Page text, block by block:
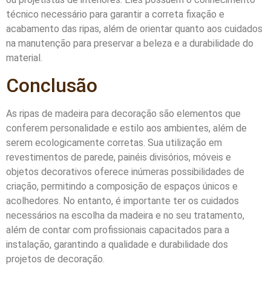
técnico necessário para garantir a correta fixação e
acabamento das ripas, além de orientar quanto aos cuidados
na manutenção para preservar a beleza e a durabilidade do
material.
Conclusão
As ripas de madeira para decoração são elementos que
conferem personalidade e estilo aos ambientes, além de
serem ecologicamente corretas. Sua utilização em
revestimentos de parede, painéis divisórios, móveis e
objetos decorativos oferece inúmeras possibilidades de
criação, permitindo a composição de espaços únicos e
acolhedores. No entanto, é importante ter os cuidados
necessários na escolha da madeira e no seu tratamento,
além de contar com profissionais capacitados para a
instalação, garantindo a qualidade e durabilidade dos
projetos de decoração.